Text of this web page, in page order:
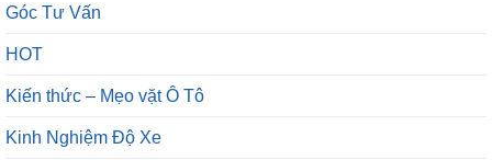
Góc Tư Vấn
HOT
Kiến thức – Mẹo vặt Ô Tô
Kinh Nghiệm Độ Xe